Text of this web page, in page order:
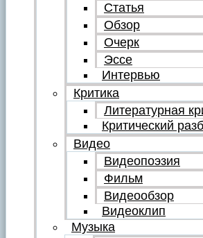
Статья
Обзор
Очерк
Эссе
Интервью
Критика
Литературная
Критический
Видео
Видеопоэзия
Фильм
Видеообзор
Видеоклип
Музыка